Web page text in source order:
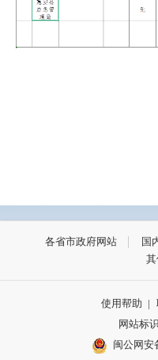
各省市政府网站 国
使用帮助 |
网站标
闽公网安